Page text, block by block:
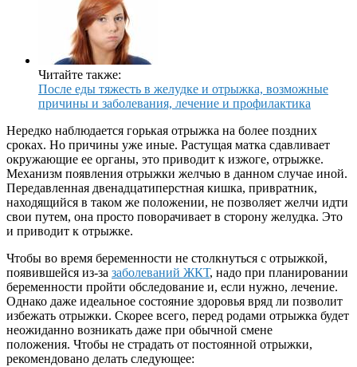
Читайте также:
После еды тяжесть в желудке и отрыжка, возможные
причины и заболевания, лечение и профилактика
Нередко наблюдается горькая отрыжка на более поздних
сроках. Но причины уже иные. Растущая матка сдавливает
окружающие ее органы, это приводит к изжоге, отрыжке.
Механизм появления отрыжки желчью в данном случае иной.
Передавленная двенадцатиперстная кишка, привратник,
находящийся в таком же положении, не позволяет желчи идти
свои путем, она просто поворачивает в сторону желудка. Это
и приводит к отрыжке.
Чтобы во время беременности не столкнуться с отрыжкой,
появившейся из-за заболеваний ЖКТ, надо при планировании
беременности пройти обследование и, если нужно, лечение.
Однако даже идеальное состояние здоровья вряд ли позволит
избежать отрыжки. Скорее всего, перед родами отрыжка будет
неожиданно возникать даже при обычной смене
положения. Чтобы не страдать от постоянной отрыжки,
рекомендовано делать следующее: